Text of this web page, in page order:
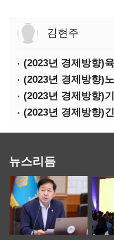
김현주
뉴스리듬